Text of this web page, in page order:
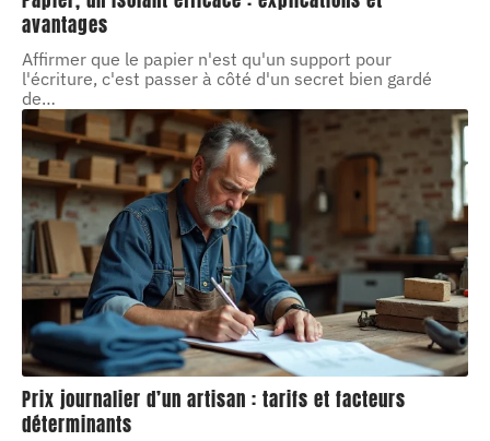
avantages
Affirmer que le papier n'est qu'un support pour
l'écriture, c'est passer à côté d'un secret bien gardé
de…
Prix journalier d’un artisan : tarifs et facteurs
déterminants